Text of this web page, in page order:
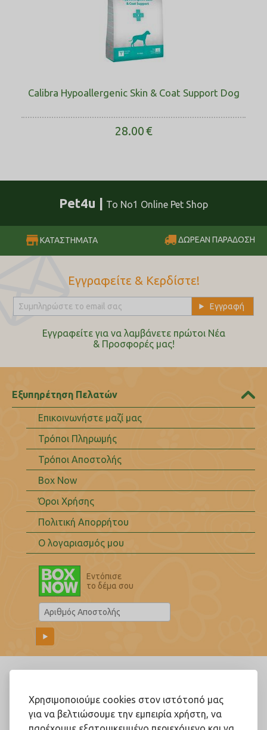
Χρησιμοποιούμε cookies στον ιστότοπό μας
για να βελτιώσουμε την εμπειρία χρήστη, να
Calibra Hypoallergenic Skin & Coat Support Dog
28.00€
Pet4u | Το No1 Online Pet Shop
ΚΑΤΑΣΤΗΜΑΤΑ ΔΩΡΕΑΝ ΠΑΡΑΔΟΣΗ
Εγγραφείτε & Κερδίστε!
Εγγραφείτε για να λαμβάνετε πρώτοι Nέα
& Προσφορές μας!
Εξυπηρέτηση Πελατών
Επικοινωνήστε μαζί μας
Τρόποι Πληρωμής
Τρόποι Αποστολής
Box Now
Όροι Χρήσης
Πολιτική Απορρήτου
Ο λογαριασμός μου
Εντόπισε
το δέμα σου
Ακολουθήστε μας!